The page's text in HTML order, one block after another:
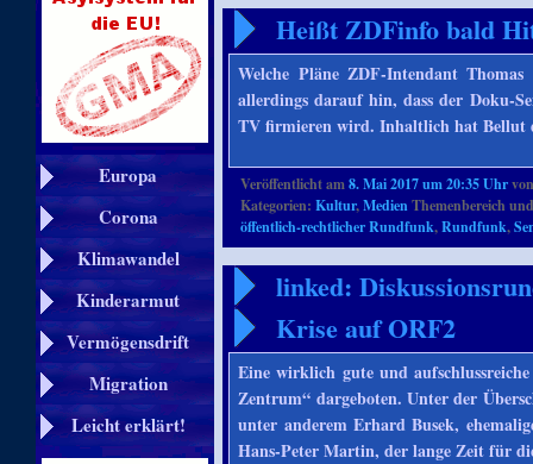
Europa
Corona
Klimawandel
Kinderarmut
Vermögensdrift
Migration
Leicht erklärt!
Heißt ZDFinfo bald
Welche Pläne ZDF-Intendant
allerdings darauf hin, dass der Doku-
TV firmieren wird. Inhaltlich hat Bellut
Veröffentlicht am8. Mai 2017 um 20:35 Uhr
Kategorien:Kultur,MedienThemenbereich
öffentlich-rechtlicher Rundfunk,Rundfunk,
linked:
Krise auf ORF2
Eine wirklich gute und
Zentrum“ dargeboten. Unter der
unter anderem Erhard Busek,
Hans-Peter Martin, der lange Zeit für